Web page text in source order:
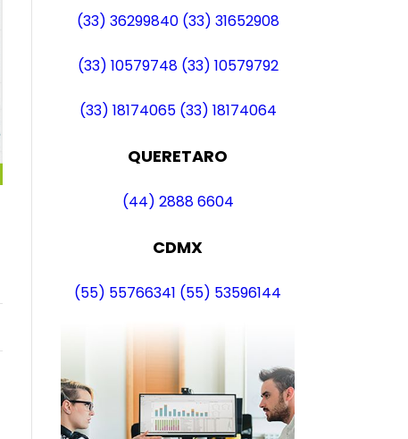
(33) 36299840 (33) 31652908
(33) 10579748 (33) 10579792
(33) 18174065 (33) 18174064
QUERETARO
(44) 2888 6604
CDMX
(55) 55766341 (55) 53596144